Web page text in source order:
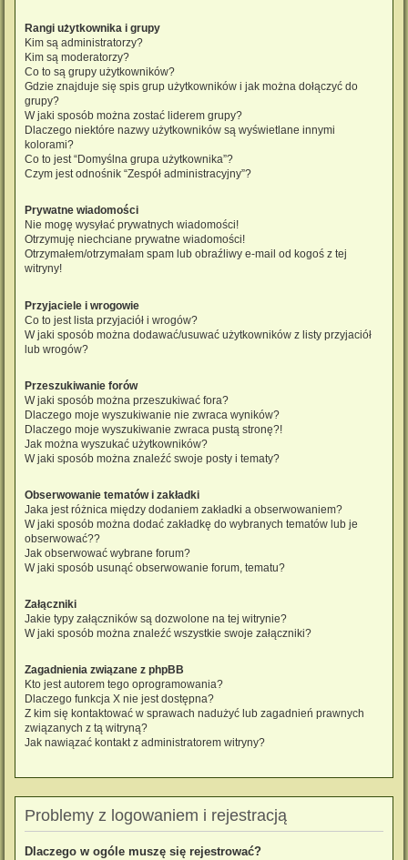
Rangi użytkownika i grupy
Kim są administratorzy?
Kim są moderatorzy?
Co to są grupy użytkowników?
Gdzie znajduje się spis grup użytkowników i jak można dołączyć do
grupy?
W jaki sposób można zostać liderem grupy?
Dlaczego niektóre nazwy użytkowników są wyświetlane innymi
kolorami?
Co to jest “Domyślna grupa użytkownika”?
Czym jest odnośnik “Zespół administracyjny”?
Prywatne wiadomości
Nie mogę wysyłać prywatnych wiadomości!
Otrzymuję niechciane prywatne wiadomości!
Otrzymałem/otrzymałam spam lub obraźliwy e-mail od kogoś z tej
witryny!
Przyjaciele i wrogowie
Co to jest lista przyjaciół i wrogów?
W jaki sposób można dodawać/usuwać użytkowników z listy przyjaciół
lub wrogów?
Przeszukiwanie forów
W jaki sposób można przeszukiwać fora?
Dlaczego moje wyszukiwanie nie zwraca wyników?
Dlaczego moje wyszukiwanie zwraca pustą stronę?!
Jak można wyszukać użytkowników?
W jaki sposób można znaleźć swoje posty i tematy?
Obserwowanie tematów i zakładki
Jaka jest różnica między dodaniem zakładki a obserwowaniem?
W jaki sposób można dodać zakładkę do wybranych tematów lub je
obserwować??
Jak obserwować wybrane forum?
W jaki sposób usunąć obserwowanie forum, tematu?
Załączniki
Jakie typy załączników są dozwolone na tej witrynie?
W jaki sposób można znaleźć wszystkie swoje załączniki?
Zagadnienia związane z phpBB
Kto jest autorem tego oprogramowania?
Dlaczego funkcja X nie jest dostępna?
Z kim się kontaktować w sprawach nadużyć lub zagadnień prawnych
związanych z tą witryną?
Jak nawiązać kontakt z administratorem witryny?
Problemy z logowaniem i rejestracją
Dlaczego w ogóle muszę się rejestrować?